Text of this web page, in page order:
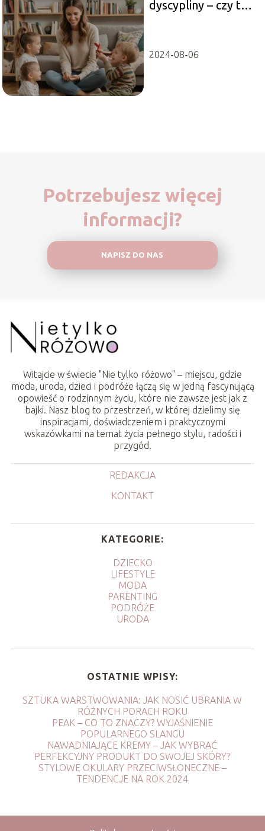
dyscypliny – czy to
2024-08-06
Potrzebujesz więcej
informacji?
NAPISZ DO NAS
Witajcie w świecie "Nie tylko różowo" – miejscu, gdzie
moda, uroda, dzieci i podróże łączą się w jedną fascynującą
opowieść o rodzinnym życiu, które nie zawsze jest jak z
bajki. Nasz blog to przestrzeń, w której dzielimy się
inspiracjami, doświadczeniem i praktycznymi
wskazówkami na temat życia pełnego stylu, radości i
przygód.
REDAKCJA
KONTAKT
KATEGORIE:
DZIECKO
LIFESTYLE
MODA
PARENTING
PODRÓŻE
URODA
OSTATNIE WPISY:
SZTUKA WARSTWOWANIA: JAK NOSIĆ UBRANIA W
RÓŻNYCH PORACH ROKU
PEAK – CO TO ZNACZY? WYJAŚNIENIE
POPULARNEGO SLANGU
NAWADNIAJĄCE KREMY – JAK WYBRAĆ
PERFEKCYJNY PRODUKT DO SWOJEJ SKÓRY?
STYLOWE OKULARY PRZECIWSŁONECZNE –
TENDENCJE NA ROK 2024